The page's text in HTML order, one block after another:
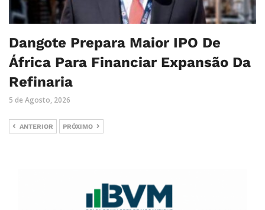
Dangote Prepara Maior IPO De
África Para Financiar Expansão Da
Refinaria
5 de Agosto, 2026
ANTERIOR PRÓXIMO